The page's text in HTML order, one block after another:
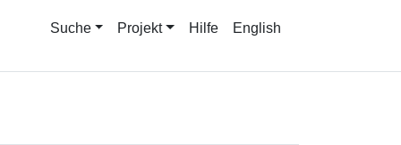
Suche Projekt Hilfe English